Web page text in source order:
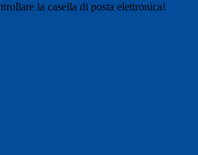
la casella di posta elettronica!